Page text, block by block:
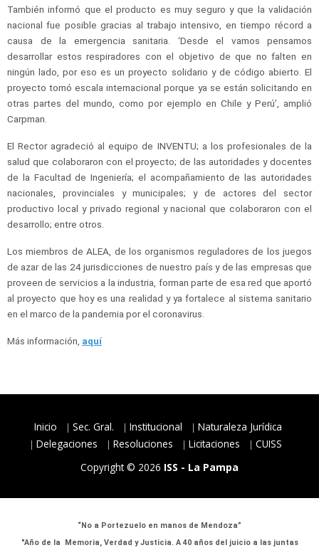
También informó que el producto es muy seguro y que la validación
nacional fue posible gracias al trabajo intensivo, en tiempo récord a
causa de la emergencia sanitaria. ‘Desde el vamos pensamos
desarrollar estos respiradores con el objetivo de que no falten en
ningún lado, por eso es un proyecto solidario y de código abierto. El
proyecto tomó escala internacional porque ya se están solicitando en
otras partes del mundo, como por ejemplo en Chile y Perú’, amplió
Carpman.
El Rector agradeció al equipo de INVENTU; a los profesionales de la
salud que colaboraron con el proyecto; de las autoridades y docentes
de la Facultad de Ingeniería; el acompañamiento de las autoridades
nacionales, provinciales y municipales; y de actores del sector
productivo local y privado regional y nacional que colaboraron con el
desarrollo; entre otros.
Los miembros de ALEA, de los organismos reguladores de los juegos
de azar de las 24 jurisdicciones de nuestro país y de las empresas que
proveen de servicios a la industria, forman parte de esa red que aportó
al proyecto que hoy es una realidad y ya fortalece al sistema sanitario
en el marco de la pandemia por el coronavirus.
Más información, aquí
Inicio Sec. Gral. Institucional
Naturaleza Jurídica
Delegaciones
Resoluciones Licitaciones
CUISS
Copyright © 2026 ISS - La Pampa
“No a Portezuelo en manos de Mendoza”
"Año de la Memoria, Verdad y Justicia. A 40 años del juicio a las juntas